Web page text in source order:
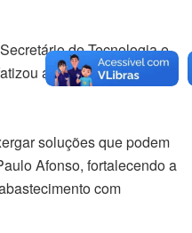
de Tecnologia e
a importância da
soluções que podem
Afonso, fortalecendo a
com